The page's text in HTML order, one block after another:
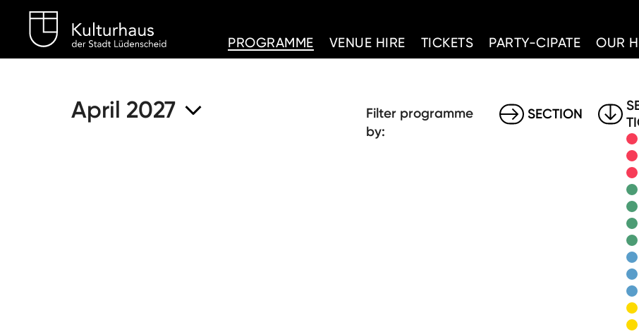
PROGRAMME
VENUE HIRE TICKETS PARTY-CIPATE OUR
April 2027
Filter programme
by:
SECTION